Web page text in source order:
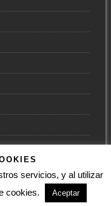
servicios, y al utilizar
cookies.
Aceptar